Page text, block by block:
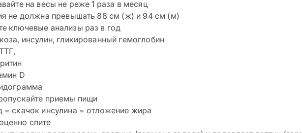
на весы не реже 1 раза в месяц
не должна превышать 88 см (ж) и 94 см (м)
ключевые анализы раз в год
инсулин, гликированный гемоглобин
D
приемы пищи
= скачок инсулина = отложение жира
спите